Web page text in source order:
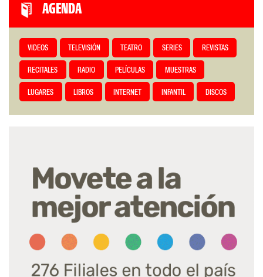
AGENDA
VIDEOS TELEVISIÓN TEATRO SERIES REVISTAS
RECITALES RADIO PELÍCULAS MUESTRAS
LUGARES LIBROS INTERNET INFANTIL DISCOS